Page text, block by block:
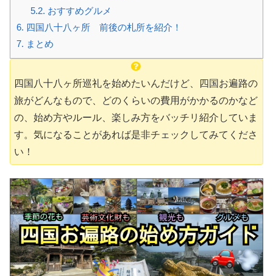
5.2. おすすめグルメ
6. 四国八十八ヶ所 前後の札所を紹介！
7. まとめ
四国八十八ヶ所巡礼を始めたいんだけど、四国お遍路の
旅がどんなもので、どのくらいの費用がかかるのかなど
の、始め方やルール、楽しみ方をバッチリ紹介していま
す。気になることがあれば是非チェックしてみてくださ
い！